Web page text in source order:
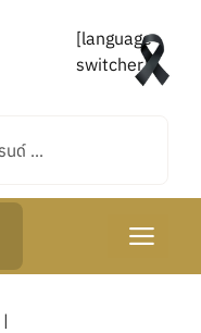
[language-
switcher]
Toggle